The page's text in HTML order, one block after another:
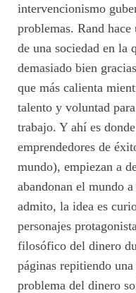
intervencionismo
problemas. Rand
de una sociedad en la
demasiado bien
que más calienta
talento y voluntad
trabajo. Y ahí es
emprendedores de
mundo), empiezan a
abandonan el mundo
admito, la idea es
personajes
filosófico del dinero
páginas repitiendo
problema del dinero